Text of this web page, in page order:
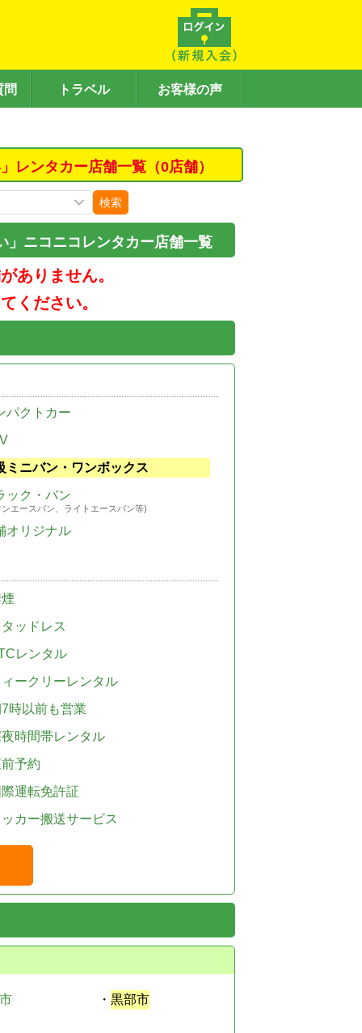
問 トラベル お客様の声
レンタカー店舗一覧（0店舗）
検索
」ニコニコレンタカー店舗一覧
ありません。
ください。
パクトカー
ミニバン・ワンボックス
ック・バン
エースバン、ライトエースバン等)
オリジナル
ッドレス
レンタル
ークリーレンタル
時以前も営業
時間帯レンタル
予約
運転免許証
カー搬送サービス
・ 黒部市